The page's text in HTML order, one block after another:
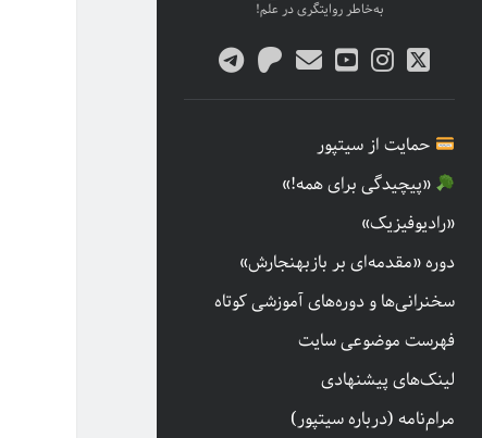
به‌خاطر روایتگری در علم!
twitter
instagram
youtube
پستpatreon
telegram
حمایت از سیتپور
«پیچیدگی برای همه!»
«رادیوفیزیک»
دوره «مقدمه‌ای بر بازبهنجارش»
سخنرانی‌ها و دوره‌های آموزشی کوتاه
فهرست موضوعی سایت
لینک‌های پیشنهادی
مرام‌نامه (درباره سیتپور)